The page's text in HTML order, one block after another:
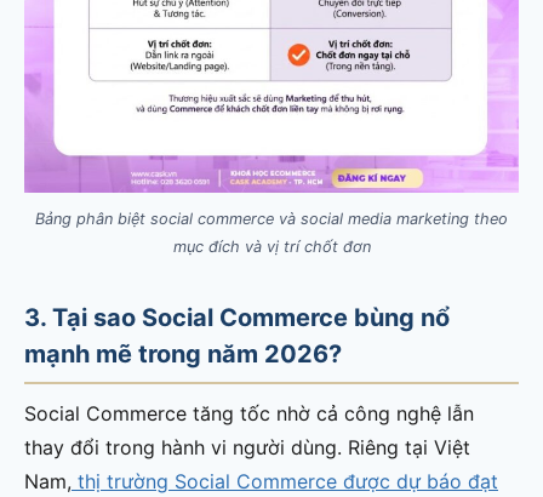
Bảng phân biệt social commerce và social media marketing theo
mục đích và vị trí chốt đơn
3. Tại sao Social Commerce bùng nổ
mạnh mẽ trong năm 2026?
Social Commerce tăng tốc nhờ cả công nghệ lẫn
thay đổi trong hành vi người dùng. Riêng tại Việt
Nam, thị trường Social Commerce được dự báo đạt